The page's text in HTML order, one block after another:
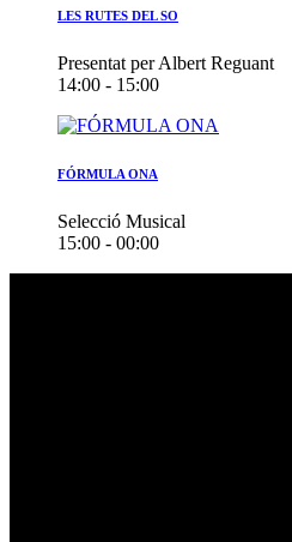
LES RUTES DEL SO
Presentat per Albert Reguant
14:00 - 15:00
FÓRMULA ONA
Selecció Musical
15:00 - 00:00